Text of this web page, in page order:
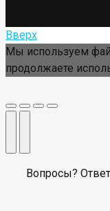
Вверх
Мы используем
продолжаете
Вопросы?